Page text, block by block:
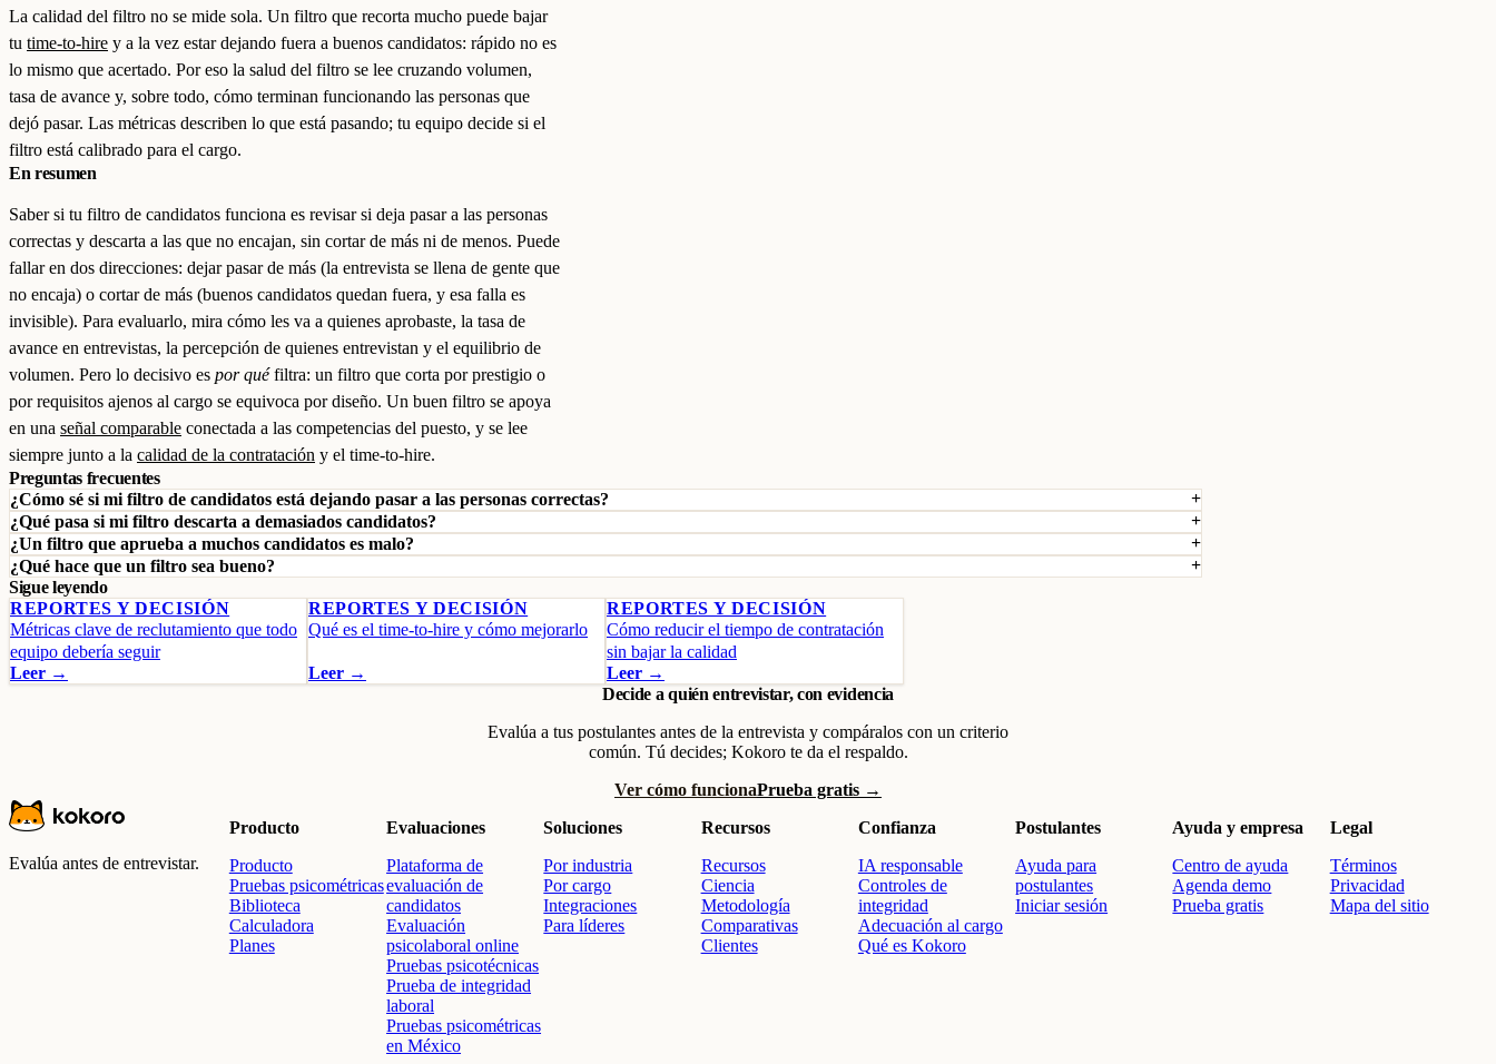
La calidad del filtro no se mide sola. Un filtro que recorta mucho puede bajar
tu time-to-hire y a la vez estar dejando fuera a buenos candidatos: rápido no es
lo mismo que acertado. Por eso la salud del filtro se lee cruzando volumen,
tasa de avance y, sobre todo, cómo terminan funcionando las personas que
dejó pasar. Las métricas describen lo que está pasando; tu equipo decide si el
filtro está calibrado para el cargo.
En resumen
Saber si tu filtro de candidatos funciona es revisar si deja pasar a las personas
correctas y descarta a las que no encajan, sin cortar de más ni de menos. Puede
fallar en dos direcciones: dejar pasar de más (la entrevista se llena de gente que
no encaja) o cortar de más (buenos candidatos quedan fuera, y esa falla es
invisible). Para evaluarlo, mira cómo les va a quienes aprobaste, la tasa de
avance en entrevistas, la percepción de quienes entrevistan y el equilibrio de
volumen. Pero lo decisivo es por quéfiltra: un filtro que corta por prestigio o
por requisitos ajenos al cargo se equivoca por diseño. Un buen filtro se apoya
en una señal comparable conectada a las competencias del puesto, y se lee
siempre junto a la calidad de la contratación y el time-to-hire.
Preguntas frecuentes
¿Cómo sé si mi filtro de candidatos está dejando pasar a las personas correctas?
¿Qué pasa si mi filtro descarta a demasiados candidatos?
¿Un filtro que aprueba a muchos candidatos es malo?
¿Qué hace que un filtro sea bueno?
Sigue leyendo
REPORTES Y DECISIÓN
Métricas clave de reclutamiento que todo
equipo debería seguir
Leer →
REPORTES Y DECISIÓN
Qué es el time-to-hire y cómo mejorarlo
Leer →
REPORTES Y DECISIÓN
Cómo reducir el tiempo de contratación
sin bajar la calidad
Leer →
Decide a quién entrevistar, con evidencia
Evalúa a tus postulantes antes de la entrevista y compáralos con un criterio
común. Tú decides; Kokoro te da el respaldo.
Ver cómo funcionaPrueba gratis →
Evalúa antes de entrevistar.
Producto
Producto
Pruebas psicométricas
Biblioteca
Calculadora
Planes
Evaluaciones
Plataforma de
evaluación de
candidatos
Evaluación
psicolaboral online
Pruebas psicotécnicas
Prueba de integridad
laboral
Pruebas psicométricas
en México
Soluciones
Por industria
Por cargo
Integraciones
Para líderes
Recursos
Recursos
Ciencia
Metodología
Comparativas
Clientes
Confianza
IA responsable
Controles de
integridad
Adecuación al cargo
Qué es Kokoro
Postulantes
Ayuda para
postulantes
Iniciar sesión
Ayuda y empresa
Centro de ayuda
Agenda demo
Prueba gratis
Legal
Términos
Privacidad
Mapa del sitio